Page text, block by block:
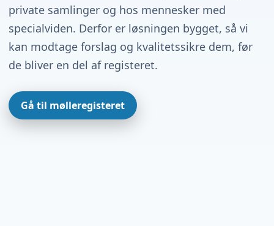
private samlinger og hos mennesker med
specialviden. Derfor er løsningen bygget, så vi
kan modtage forslag og kvalitetssikre dem, før
de bliver en del af registeret.
Gå til mølleregisteret